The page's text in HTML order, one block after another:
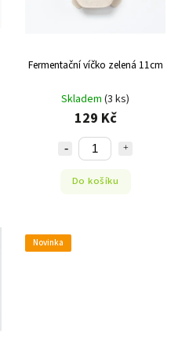
Fermentační víčko zelená 11cm
Skladem (3 ks)
129 Kč
Do košíku
Novinka